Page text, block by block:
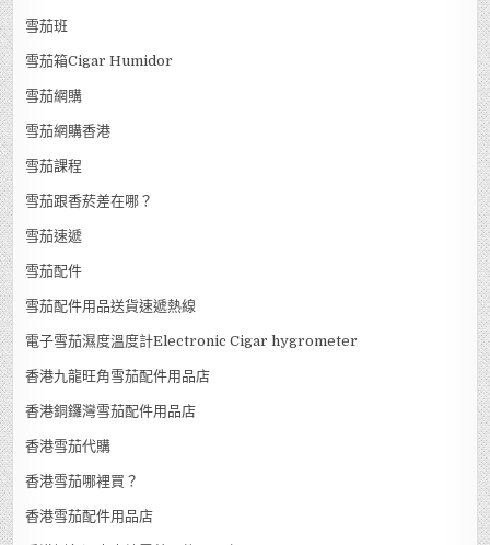
雪茄班
雪茄箱Cigar Humidor
雪茄網購
雪茄網購香港
雪茄課程
雪茄跟香菸差在哪？
雪茄速遞
雪茄配件
雪茄配件用品送貨速遞熱線
電子雪茄濕度溫度計Electronic Cigar hygrometer
香港九龍旺角雪茄配件用品店
香港銅鑼灣雪茄配件用品店
香港雪茄代購
香港雪茄哪裡買？
香港雪茄配件用品店